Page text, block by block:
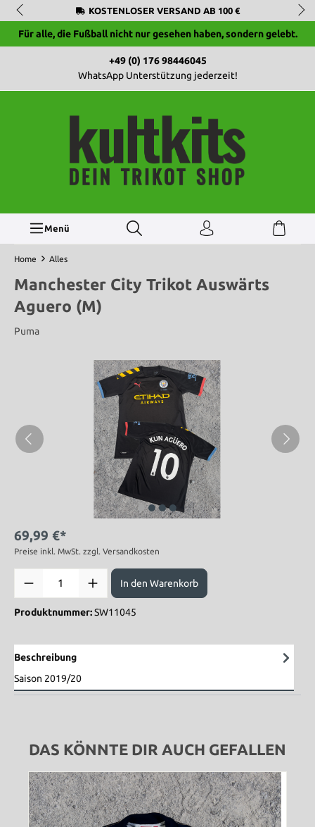
KOSTENLOSER VERSAND AB 100 €
Für alle, die Fußball nicht nur gesehen haben, sondern gelebt.
+49 (0) 176 98446045
WhatsApp Unterstützung jederzeit!
Menü
Home Alles
Manchester City Trikot Auswärts
Aguero (M)
Puma
69,99 €*
Preise inkl. MwSt. zzgl. Versandkosten
In den Warenkorb
Produktnummer:SW11045
Beschreibung
Saison 2019/20
DAS KÖNNTE DIR AUCH GEFALLEN